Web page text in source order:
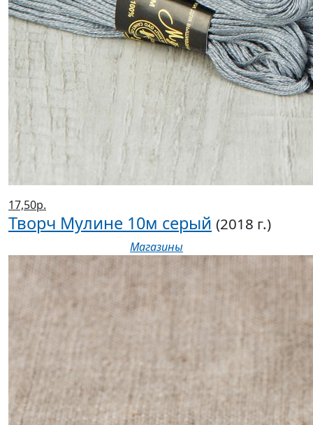
17,50р.
Творч Мулине 10м серый (2018 г.)
Магазины